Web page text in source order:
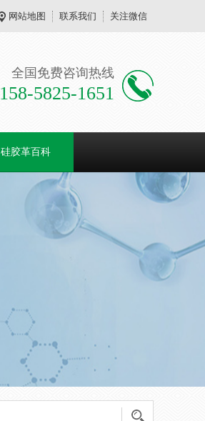
网站地图 联系我们 关注微信
全国免费咨询热线
158-5825-1651
硅胶革百科